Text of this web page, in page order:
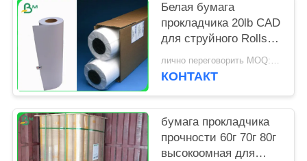
Белая бумага
прокладчика 20lb CAD
для струйного Rolls
24" x 150' 4 в коробку лично переговорить MOQ:Крен 10 для регулярного размера
КОНТАКТ
бумага прокладчика
прочности 60г 70г 80г
высокоомная для